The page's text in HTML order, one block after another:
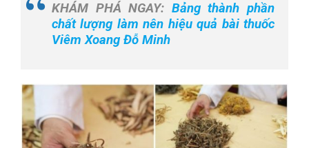
KHÁM PHÁ NGAY: Bảng thành phần
chất lượng làm nên hiệu quả bài thuốc
Viêm Xoang Đỗ Minh